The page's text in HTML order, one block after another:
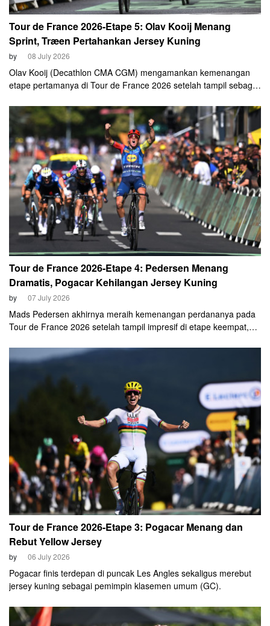
Tour de France 2026-Etape 5: Olav Kooij Menang
Sprint, Træen Pertahankan Jersey Kuning
by 08 July 2026
Olav Kooij (Decathlon CMA CGM) mengamankan kemenangan
etape pertamanya di Tour de France 2026 setelah tampil sebagai
Rabu (8/7).
Tour de France 2026-Etape 4: Pedersen Menang
Dramatis, Pogacar Kehilangan Jersey Kuning
by 07 July 2026
Mads Pedersen akhirnya meraih kemenangan perdananya pada
Tour de France 2026 setelah tampil impresif di etape keempat,
Tour de France 2026-Etape 3: Pogacar Menang dan
Rebut Yellow Jersey
by 06 July 2026
Pogacar finis terdepan di puncak Les Angles sekaligus merebut
jersey kuning sebagai pemimpin klasemen umum (GC).